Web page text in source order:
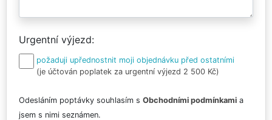
Urgentní výjezd
požaduji upřednostnit moji objednávku před ostatními
(je účtován poplatek za urgentní výjezd 2 500 Kč)
Odesláním poptávky souhlasím s Obchodními podmínkami a
jsem s nimi seznámen.